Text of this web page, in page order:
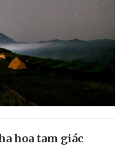
hoa tam giác